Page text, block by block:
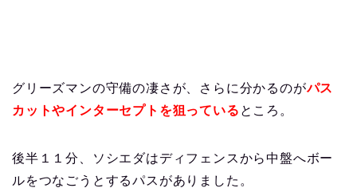
グリーズマンの守備の凄さが、さらに分かるのがパス
カットやインターセプトを狙っている ところ。
後半１１分、ソシエダはディフェンスから中盤へボー
ルをつなごうとするパスがありました。